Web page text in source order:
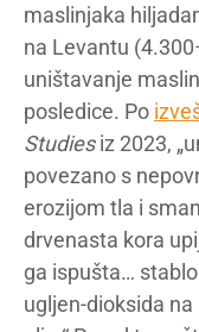
maslinjaka
na Levantu
uništavanje
posledice. Po
Studiesiz 2023,
povezano s
erozijom tla i
drvenasta kora
ga ispušta…
ugljen-dioksida